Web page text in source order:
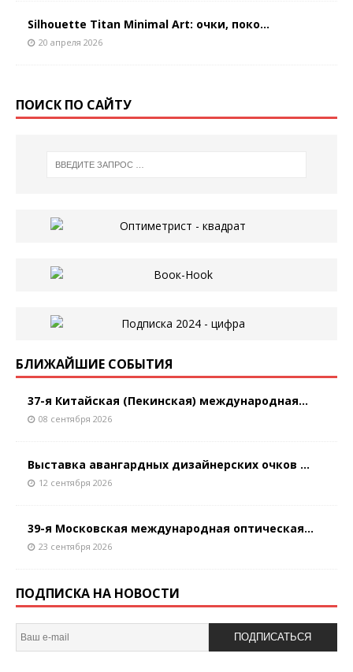
Silhouette Titan Minimal Art: очки, поко...
20 апреля 2026
ПОИСК ПО САЙТУ
БЛИЖАЙШИЕ СОБЫТИЯ
37-я Китайская (Пекинская) международная...
08 сентября 2026
Выставка авангардных дизайнерских очков ...
12 сентября 2026
39-я Московская международная оптическая...
23 сентября 2026
ПОДПИСКА НА НОВОСТИ
ПОДПИСАТЬСЯ